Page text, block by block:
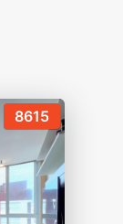
8615